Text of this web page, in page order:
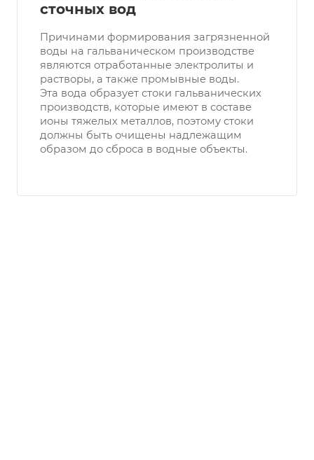
сточных вод
Причинами формирования загрязненной
воды на гальваническом производстве
являются отработанные электролиты и
растворы, а также промывные воды.
Эта вода образует стоки гальванических
производств, которые имеют в составе
ионы тяжелых металлов, поэтому стоки
должны быть очищены надлежащим
образом до сброса в водные объекты.